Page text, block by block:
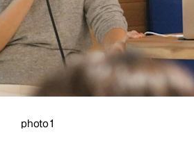
photo1